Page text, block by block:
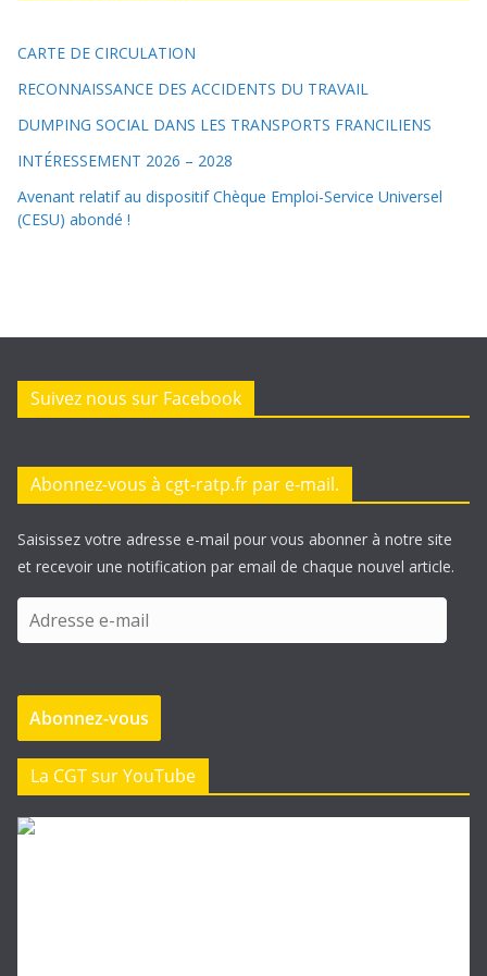
CARTE DE CIRCULATION
RECONNAISSANCE DES ACCIDENTS DU TRAVAIL
DUMPING SOCIAL DANS LES TRANSPORTS FRANCILIENS
INTÉRESSEMENT 2026 – 2028
Avenant relatif au dispositif Chèque Emploi-Service Universel
(CESU) abondé !
Suivez nous sur Facebook
Abonnez-vous à cgt-ratp.fr par e-mail.
Saisissez votre adresse e-mail pour vous abonner à notre site
et recevoir une notification par email de chaque nouvel article.
d
e
s
e
-
Abonnez-vous
La CGT sur YouTube